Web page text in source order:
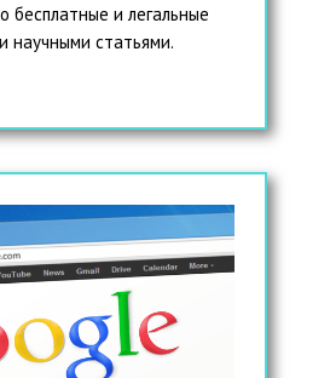
бесплатные и легальные
научными статьями.